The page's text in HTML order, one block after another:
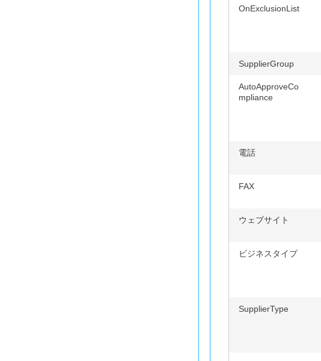
OnExclusionList
SupplierGroup
AutoApproveCo
mpliance
電話
FAX
ウェブサイト
ビジネスタイプ
SupplierType